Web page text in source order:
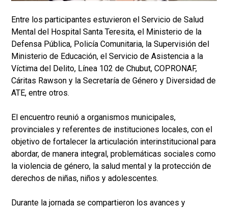
Entre los participantes estuvieron el Servicio de Salud
Mental del Hospital Santa Teresita, el Ministerio de la
Defensa Pública, Policía Comunitaria, la Supervisión del
Ministerio de Educación, el Servicio de Asistencia a la
Víctima del Delito, Línea 102 de Chubut, COPRONAF,
Cáritas Rawson y la Secretaría de Género y Diversidad de
ATE, entre otros.
El encuentro reunió a organismos municipales,
provinciales y referentes de instituciones locales, con el
objetivo de fortalecer la articulación interinstitucional para
abordar, de manera integral, problemáticas sociales como
la violencia de género, la salud mental y la protección de
derechos de niñas, niños y adolescentes.
Durante la jornada se compartieron los avances y